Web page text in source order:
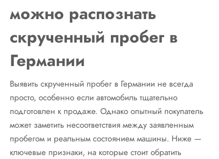
можно распознать
скрученный пробег в
Германии
Выявить скрученный пробег в Германии не всегда
просто, особенно если автомобиль тщательно
подготовлен к продаже. Однако опытный покупатель
может заметить несоответствия между заявленным
пробегом и реальным состоянием машины. Ниже —
ключевые признаки, на которые стоит обратить